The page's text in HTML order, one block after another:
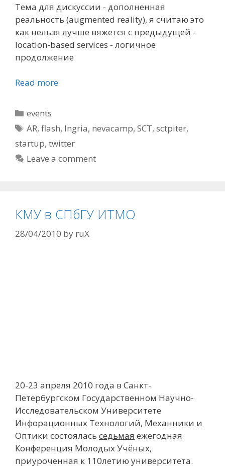
Тема для дискуссии - дополненная
реальность (augmented reality), я считаю это
как нельзя лучше вяжется с предыдущей -
location-based services - логичное
продолжение
Read more
Categories
events
Tags
AR,flash, Ingria, nevacamp,SCT,sctpiter,
startup, twitter
Leave a comment
КМУ в СПбГУ ИТМО
28/04/2010 by ruX
20-23 апреля 2010 года в Санкт-
Петербургском Государственном Научно-
Исследовательском Университете
Инфорационных Технологий, Механники и
Оптики состоялась седьмая ежегодная
Конференция Молодых Учёных,
приуроченная к 110летию университета.